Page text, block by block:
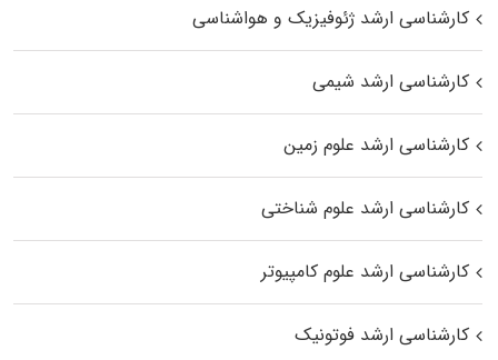
کارشناسی ارشد ژئوفیزیک و هواشناسی
کارشناسی ارشد شیمی
کارشناسی ارشد علوم زمین
کارشناسی ارشد علوم شناختی
کارشناسی ارشد علوم کامپیوتر
کارشناسی ارشد فوتونیک